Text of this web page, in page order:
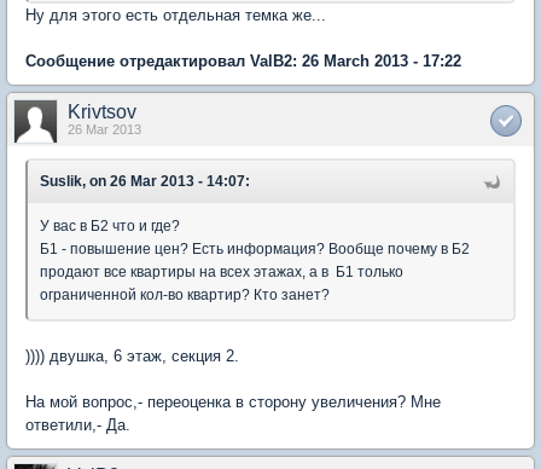
Ну для этого есть отдельная темка же...
Сообщение отредактировал ValB2: 26 March 2013 - 17:22
Krivtsov
26 Mar 2013
Suslik, on 26 Mar 2013 - 14:07:
У вас в Б2 что и где?
Б1 - повышение цен? Есть информация? Вообще почему в Б2
продают все квартиры на всех этажах, а в Б1 только
ограниченной кол-во квартир? Кто занет?
)))) двушка, 6 этаж, секция 2.
На мой вопрос,- переоценка в сторону увеличения? Мне
ответили,- Да.